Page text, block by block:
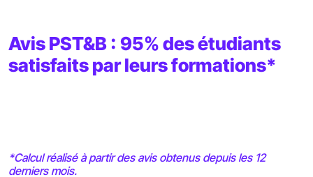
Avis PST&B : 95% des étudiants
satisfaits par leurs formations*
*Calcul réalisé à partir des avis obtenus depuis les 12
derniers mois.